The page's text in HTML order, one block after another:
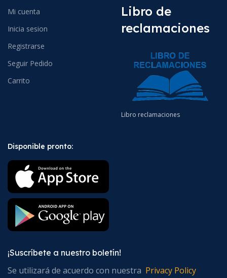
Mi cuenta
Inicia sesion
Registrarse
Seguir Pedido
Carrito
Libro de
reclamaciones
Libro reclamaciones
Disponible pronto:
¡Suscríbete a nuestro boletín!
Se utilizará de acuerdo con nuestra Privacy Policy